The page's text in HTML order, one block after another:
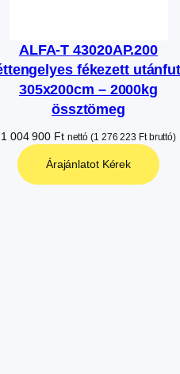
ALFA-T 43020AP.200
fékezett
305x200cm – 2000kg
össztömeg
1 004 900 Ft nettó (1 276 223 Ftbruttó)
Árajánlatot Kérek